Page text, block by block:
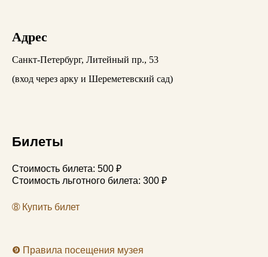
Адрес
Санкт-Петербург, Литейный пр., 53
(вход через арку и Шереметевский сад)
Билеты
Стоимость билета: 500 ₽
Стоимость льготного билета: 300 ₽
➇Купить билет
❾ Правила посещения музея